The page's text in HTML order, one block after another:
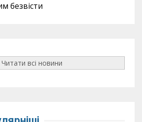
безвісти
Читати всі новини